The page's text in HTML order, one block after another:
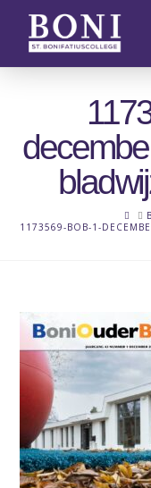
1173569-BOB-1-